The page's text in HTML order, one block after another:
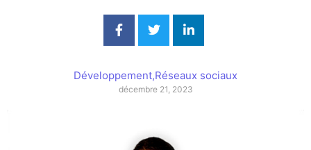
Développement,Réseaux sociaux
décembre 21, 2023